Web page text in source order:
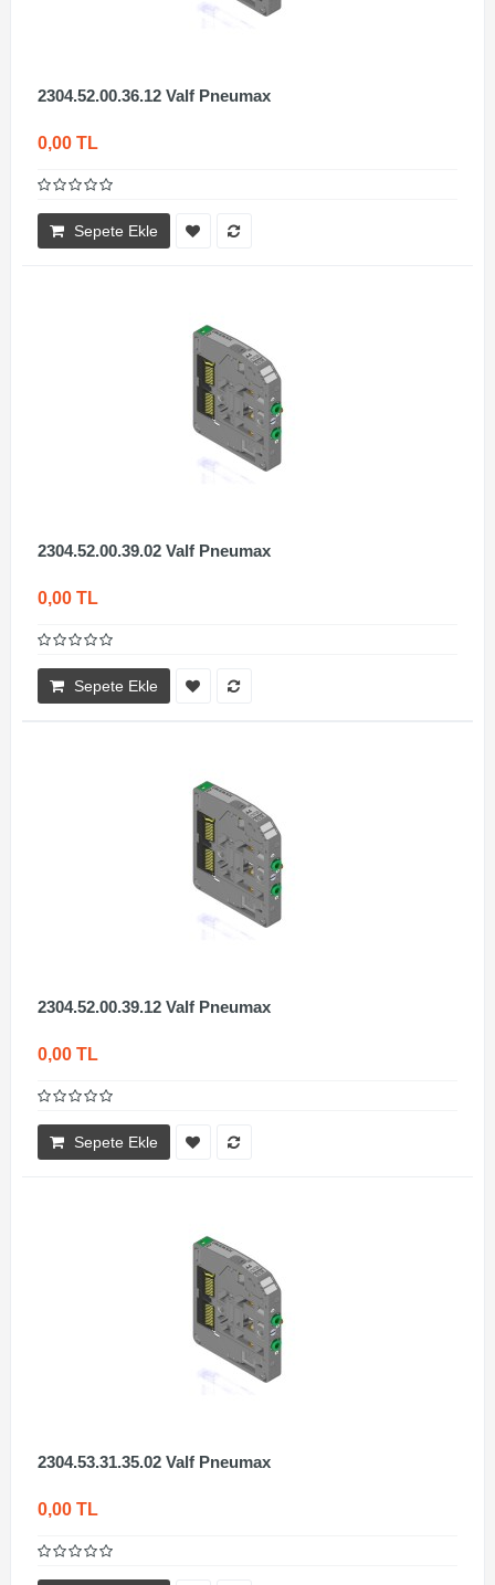
2304.52.00.36.12 Valf Pneumax
0,00 TL
Sepete Ekle
2304.52.00.39.02 Valf Pneumax
0,00 TL
Sepete Ekle
2304.52.00.39.12 Valf Pneumax
0,00 TL
Sepete Ekle
2304.53.31.35.02 Valf Pneumax
0,00 TL